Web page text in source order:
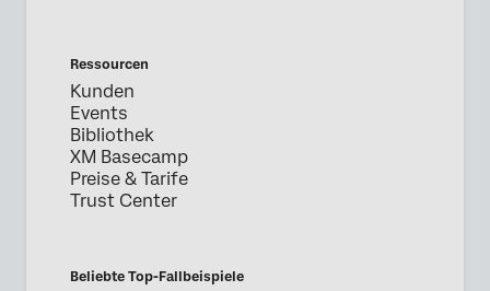
Ressourcen
Kunden
Events
Bibliothek
XM Basecamp
Preise & Tarife
Trust Center
Beliebte Top-Fallbeispiele